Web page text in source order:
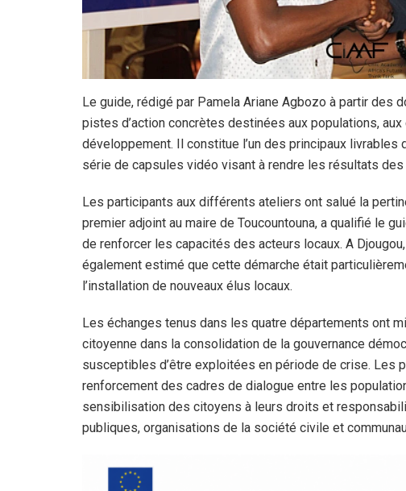
Le guide, rédigé par Pamela Ariane Agbozo à partir des
pistes d’action concrètes destinées aux populations,
développement. Il constitue l’un des principaux livrables
série de capsules vidéo visant à rendre les résultats
Les participants aux différents ateliers ont salué la
premier adjoint au maire de Toucountouna, a qualifié le
de renforcer les capacités des acteurs locaux. A
également estimé que cette démarche était
l’installation de nouveaux élus locaux.
Les échanges tenus dans les quatre départements ont
citoyenne dans la consolidation de la gouvernance
susceptibles d’être exploitées en période de crise. Les
renforcement des cadres de dialogue entre les
sensibilisation des citoyens à leurs droits et
publiques, organisations de la société civile et